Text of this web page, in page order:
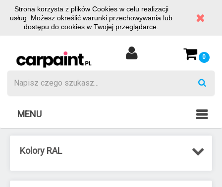
Strona korzysta z plików Cookies w celu realizacji
usług. Możesz określić warunki przechowywania lub
dostępu do cookies w Twojej przeglądarce.
0
MENU
Kolory RAL